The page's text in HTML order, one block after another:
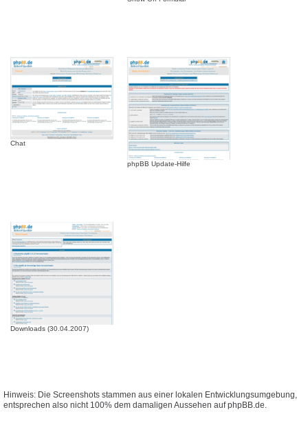
Chat
phpBB Update-Hilfe
Downloads (30.04.2007)
Hinweis: Die Screenshots stammen aus einer lokalen Entwicklungsumgebung,
entsprechen also nicht 100% dem damaligen Aussehen auf phpBB.de.